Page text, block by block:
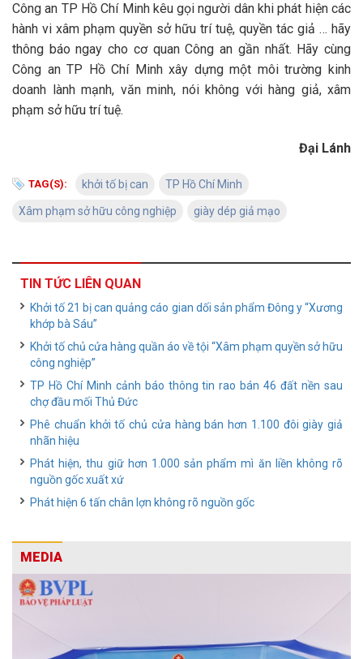
Công an TP Hồ Chí Minh kêu gọi người dân khi phát hiện các
hành vi xâm phạm quyền sở hữu trí tuệ, quyền tác giả … hãy
thông báo ngay cho cơ quan Công an gần nhất. Hãy cùng
Công an TP Hồ Chí Minh xây dựng một môi trường kinh
doanh lành mạnh, văn minh, nói không với hàng giả, xâm
phạm sở hữu trí tuệ.
Đại Lánh
TAG(S): khởi tố bị can TP Hồ Chí Minh
Xâm phạm sở hữu công nghiệp giày dép giả mạo
TIN TỨC LIÊN QUAN
Khởi tố 21 bị can quảng cáo gian dối sản phẩm Đông y “Xương
khớp bà Sáu”
Khởi tố chủ cửa hàng quần áo về tội “Xâm phạm quyền sở hữu
công nghiệp”
TP Hồ Chí Minh cảnh báo thông tin rao bán 46 đất nền sau
chợ đầu mối Thủ Đức
Phê chuẩn khởi tố chủ cửa hàng bán hơn 1.100 đôi giày giả
nhãn hiệu
Phát hiện, thu giữ hơn 1.000 sản phẩm mì ăn liền không rõ
nguồn gốc xuất xứ
Phát hiện 6 tấn chân lợn không rõ nguồn gốc
MEDIA